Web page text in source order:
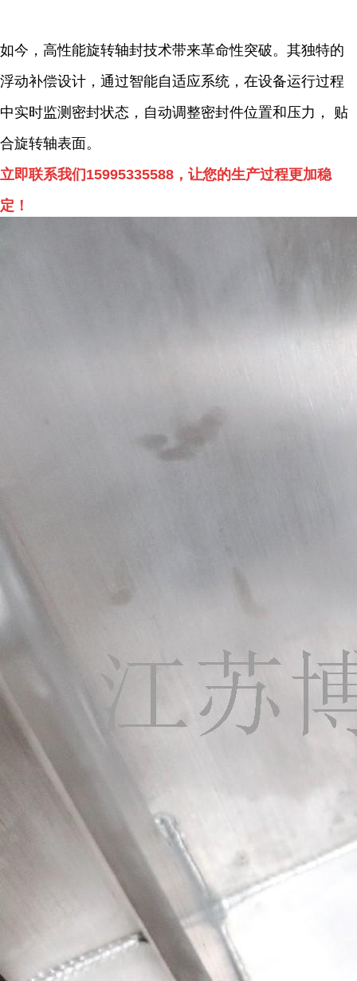
如今，高性能旋转轴封技术带来革命性突破。其独特的
浮动补偿设计，通过智能自适应系统，在设备运行过程
中实时监测密封状态，自动调整密封件位置和压力， 贴
合旋转轴表面。
立即联系我们15995335588，让您的生产过程更加稳
定！